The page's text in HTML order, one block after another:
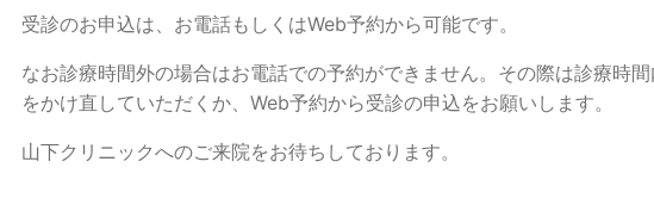
受診のお申込は、お電話もしくはWeb予約から可能です。
なお診療時間外の場合はお電話での予約ができません。その際は診療時
をかけ直していただくか、Web予約から受診の申込をお願いします。
山下クリニックへのご来院をお待ちしております。